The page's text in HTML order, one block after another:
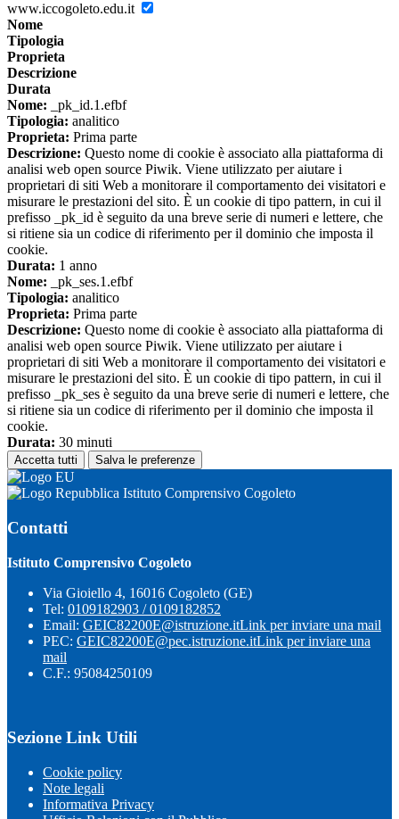
www.iccogoleto.edu.it
Nome
Tipologia
Proprieta
Descrizione
Durata
Nome: _pk_id.1.efbf
Tipologia: analitico
Proprieta: Prima parte
Descrizione: Questo nome di cookie è associato alla piattaforma di
analisi web open source Piwik. Viene utilizzato per aiutare i
proprietari di siti Web a monitorare il comportamento dei visitatori e
misurare le prestazioni del sito. È un cookie di tipo pattern, in cui il
prefisso _pk_id è seguito da una breve serie di numeri e lettere, che
si ritiene sia un codice di riferimento per il dominio che imposta il
cookie.
Durata: 1 anno
Nome: _pk_ses.1.efbf
Tipologia: analitico
Proprieta: Prima parte
Descrizione: Questo nome di cookie è associato alla piattaforma di
analisi web open source Piwik. Viene utilizzato per aiutare i
proprietari di siti Web a monitorare il comportamento dei visitatori e
misurare le prestazioni del sito. È un cookie di tipo pattern, in cui il
prefisso _pk_ses è seguito da una breve serie di numeri e lettere, che
si ritiene sia un codice di riferimento per il dominio che imposta il
cookie.
Durata: 30 minuti
Accetta tutti Salva le preferenze
Istituto Comprensivo Cogoleto
Contatti
Istituto Comprensivo Cogoleto
Via Gioiello 4, 16016 Cogoleto (GE)
Tel: 0109182903 / 0109182852
Email: GEIC82200E@istruzione.itLink per inviare una mail
PEC: GEIC82200E@pec.istruzione.itLink per inviare una
mail
C.F.: 95084250109
Sezione Link Utili
Cookie policy
Note legali
Informativa Privacy